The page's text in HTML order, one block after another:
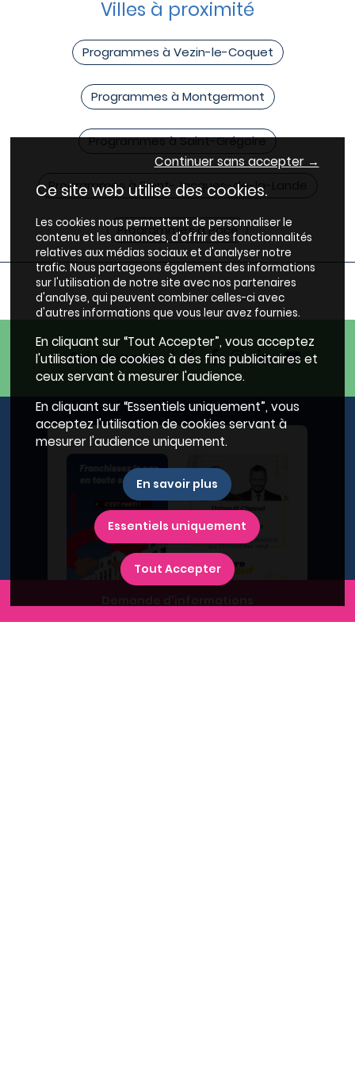
Villes à proximité
Programmes à Vezin-le-Coquet
Programmes à Montgermont
Programmes à Saint-Grégoire
Programmes à Saint-Jacques-de-la-Lande
Programmes à Pacé
Suivez-nous
Continuer sans accepter →
Ce site web utilise des cookies.
Les cookies nous permettent de personnaliser le
contenu et les annonces, d'offrir des fonctionnalités
relatives aux médias sociaux et d'analyser notre
trafic. Nous partageons également des informations
sur l'utilisation de notre site avec nos partenaires
d'analyse, qui peuvent combiner celles-ci avec
d'autres informations que vous leur avez fournies.
En cliquant sur “Tout Accepter”, vous acceptez
l'utilisation de cookies à des fins publicitaires et
ceux servant à mesurer l'audience.
En cliquant sur “Essentiels uniquement”, vous
acceptez l'utilisation de cookies servant à
mesurer l'audience uniquement.
En savoir plus
Essentiels uniquement
Tout Accepter